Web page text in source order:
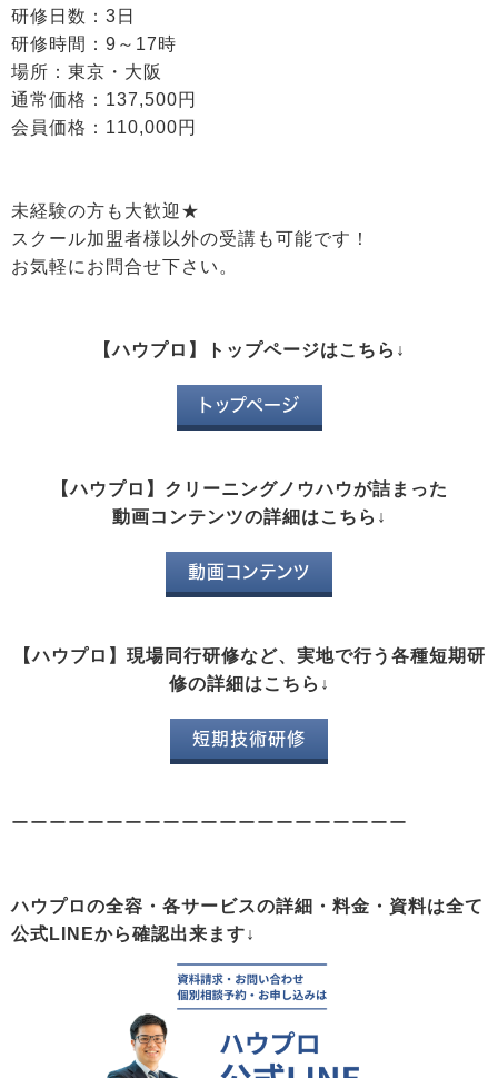
研修日数：3日
研修時間：9～17時
場所：東京・大阪
通常価格：137,500円
会員価格：110,000円
未経験の方も大歓迎★
スクール加盟者様以外の受講も可能です！
お気軽にお問合せ下さい。
【ハウプロ】トップページはこちら↓
トップページ
【ハウプロ】クリーニングノウハウが詰まった
動画コンテンツの詳細はこちら↓
動画コンテンツ
【ハウプロ】現場同行研修など、実地で行う各種短期研
修の詳細はこちら↓
短期技術研修
ーーーーーーーーーーーーーーーーーーーーー
ハウプロの全容・各サービスの詳細・料金・資料は全て
公式LINEから確認出来ます↓